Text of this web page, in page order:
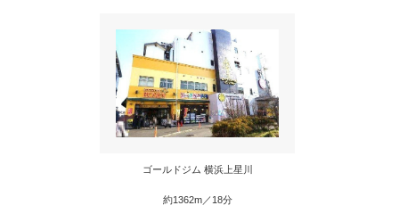
ゴールドジム 横浜上星川
約1362m／18分